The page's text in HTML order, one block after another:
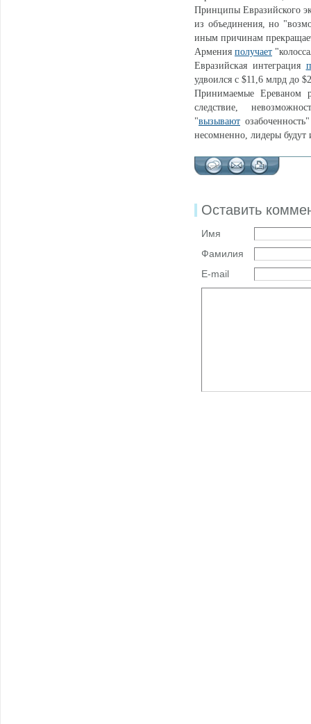
Принципы Евразийского
из объединения, но
иным причинам
Армения получает
Евразийская интеграция
удвоился с $11,6 млрд до
Принимаемые Ереваном
следствие,
"вызывают
несомненно, лидеры будут
Оставить
Имя
Фамилия
E-mail